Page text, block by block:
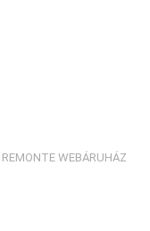
REMONTE WEBÁRUHÁZ